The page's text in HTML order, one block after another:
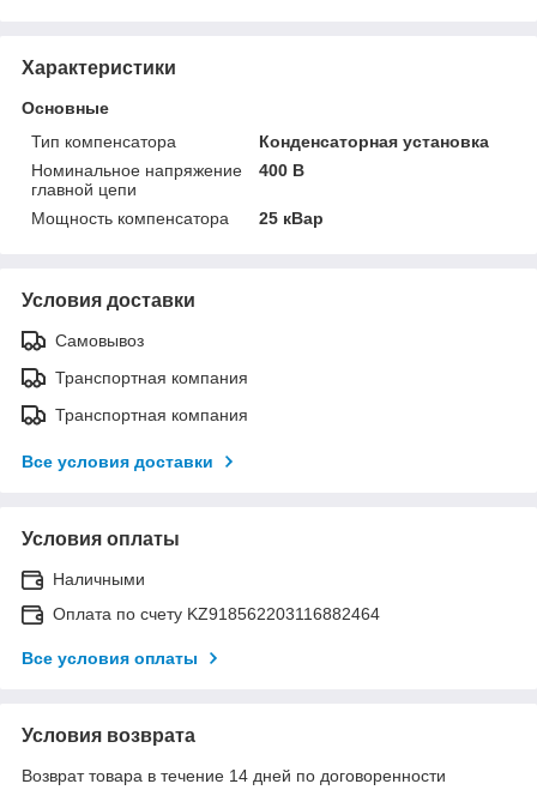
Характеристики
Основные
Тип компенсатора
Конденсаторная установка
Номинальное напряжение
главной цепи
400 В
Мощность компенсатора 25 кВар
Условия доставки
Самовывоз
Транспортная компания
Транспортная компания
Все условия доставки
Условия оплаты
Наличными
Оплата по счету KZ918562203116882464
Все условия оплаты
Условия возврата
Возврат товара в течение 14 дней по договоренности